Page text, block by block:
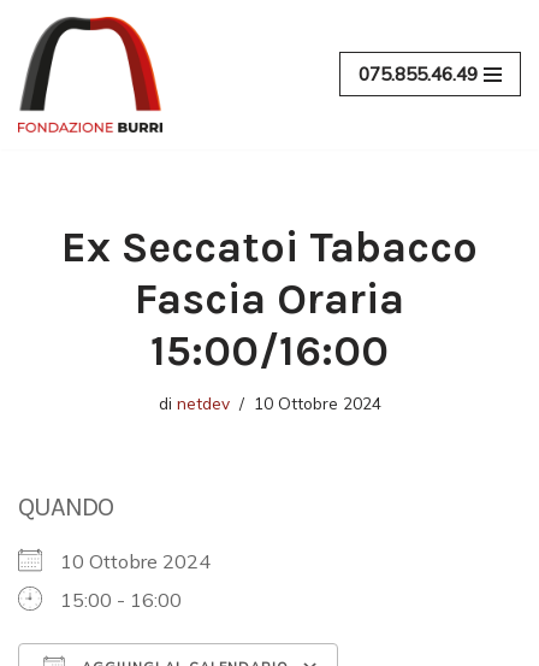
Vai
al
contenuto
075.855.46.49
Ex Seccatoi Tabacco
Fascia Oraria
15:00/16:00
di netdev 10 Ottobre 2024
QUANDO
10 Ottobre 2024
15:00 - 16:00